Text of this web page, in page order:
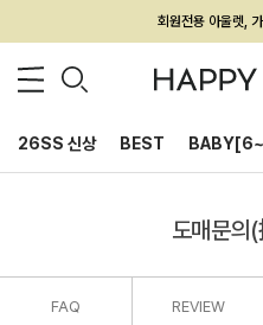
회원전용 아울렛,
멤버십 최대
26SS 신상 BEST
도매문
FAQ REVIEW